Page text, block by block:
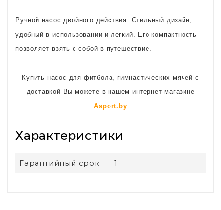
Ручной насос двойного действия. Стильный дизайн,
удобный в использовании и легкий. Его компактность
позволяет взять с собой в путешествие.
Купить насос для фитбола, гимнастических мячей с
доставкой Вы можете в нашем интернет-магазине
Asport.by
Характеристики
Гарантийный срок 1